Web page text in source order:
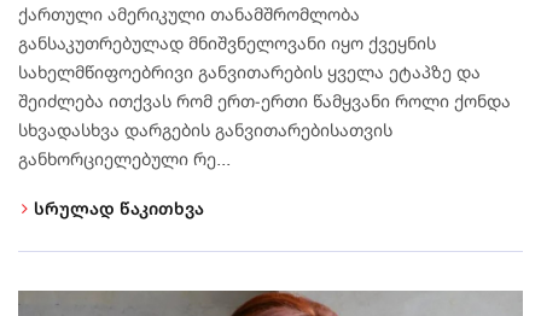
ქართული ამერიკული თანამშრომლობა
განსაკუთრებულად მნიშვნელოვანი იყო ქვეყნის
სახელმწიფოებრივი განვითარების ყველა ეტაპზე და
შეიძლება ითქვას რომ ერთ-ერთი წამყვანი როლი ქონდა
სხვადასხვა დარგების განვითარებისათვის
განხორციელებული რე...
სრულად წაკითხვა